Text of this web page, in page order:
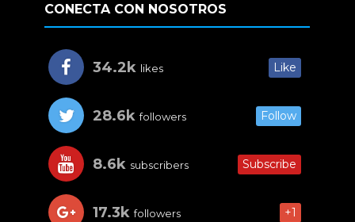
CONECTA CON NOSOTROS
34.2k likes Like
28.6k followers Follow
8.6k subscribers Subscribe
17.3k followers +1